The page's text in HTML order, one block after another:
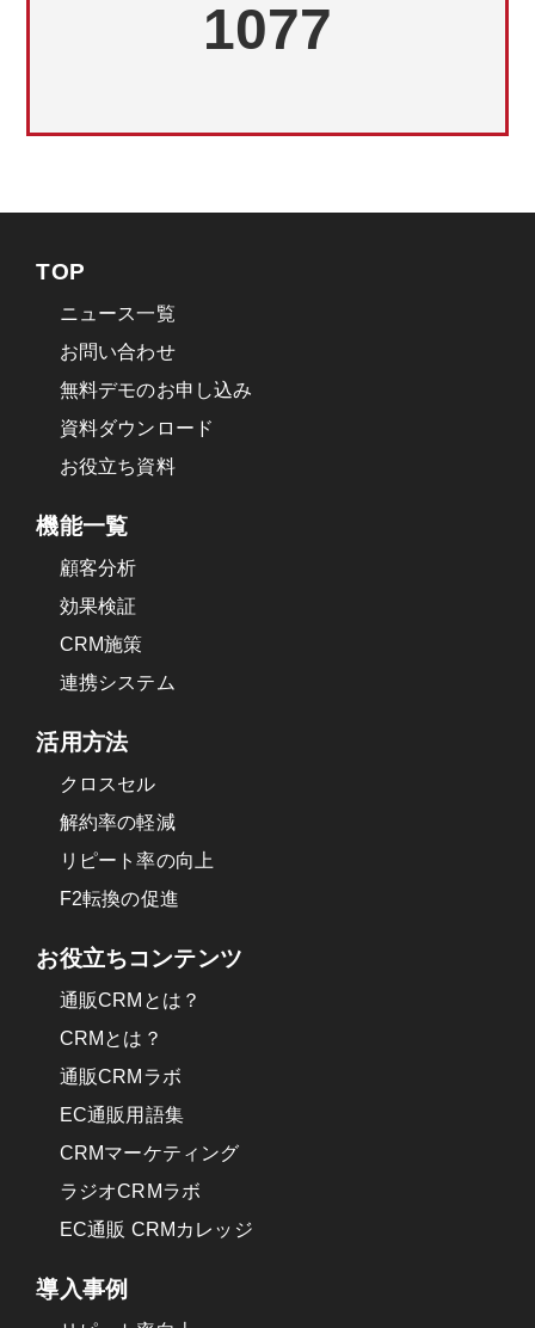
1077
TOP
ニュース一覧
お問い合わせ
無料デモのお申し込み
資料ダウンロード
お役立ち資料
機能一覧
顧客分析
効果検証
CRM施策
連携システム
活用方法
クロスセル
解約率の軽減
リピート率の向上
F2転換の促進
お役立ちコンテンツ
通販CRMとは？
CRMとは？
通販CRMラボ
EC通販用語集
CRMマーケティング
ラジオCRMラボ
EC通販 CRMカレッジ
導入事例